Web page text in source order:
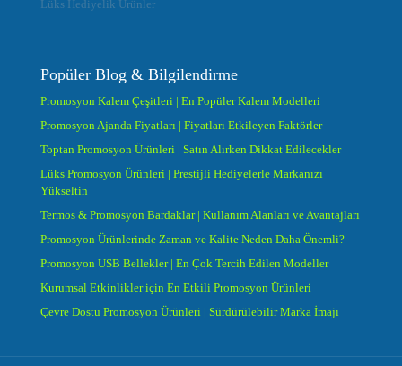
Lüks Hediyelik Ürünler
Popüler Blog & Bilgilendirme
Promosyon Kalem Çeşitleri | En Popüler Kalem Modelleri
Promosyon Ajanda Fiyatları | Fiyatları Etkileyen Faktörler
Toptan Promosyon Ürünleri | Satın Alırken Dikkat Edilecekler
Lüks Promosyon Ürünleri | Prestijli Hediyelerle Markanızı
Yükseltin
Termos & Promosyon Bardaklar | Kullanım Alanları ve Avantajları
Promosyon Ürünlerinde Zaman ve Kalite Neden Daha Önemli?
Promosyon USB Bellekler | En Çok Tercih Edilen Modeller
Kurumsal Etkinlikler için En Etkili Promosyon Ürünleri
Çevre Dostu Promosyon Ürünleri | Sürdürülebilir Marka İmajı